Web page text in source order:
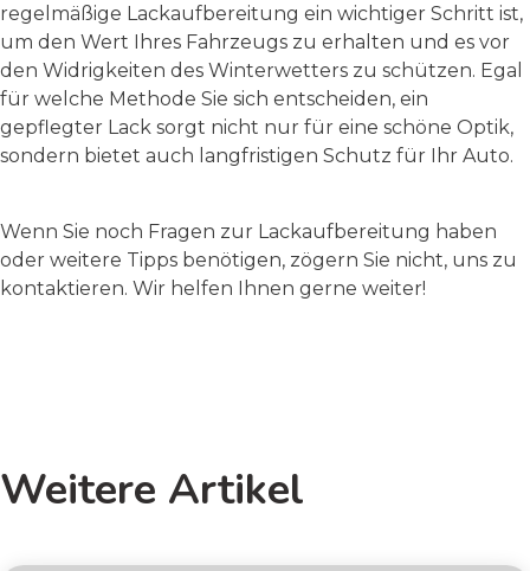
regelmäßige Lackaufbereitung ein wichtiger Schritt ist,
um den Wert Ihres Fahrzeugs zu erhalten und es vor
den Widrigkeiten des Winterwetters zu schützen. Egal
für welche Methode Sie sich entscheiden, ein
gepflegter Lack sorgt nicht nur für eine schöne Optik,
sondern bietet auch langfristigen Schutz für Ihr Auto.
Wenn Sie noch Fragen zur Lackaufbereitung haben
oder weitere Tipps benötigen, zögern Sie nicht, uns zu
kontaktieren. Wir helfen Ihnen gerne weiter!
Weitere Artikel